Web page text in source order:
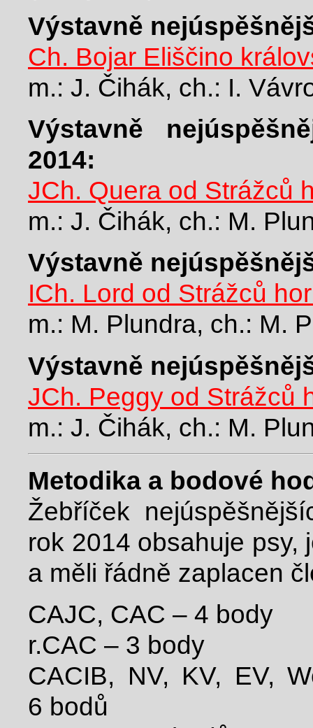
Výstavně
Ch. Bojar Eliščino
m.: J. Čihák, ch.: I.
Výstavně
2014:
JCh. Quera od Strážců
m.: J. Čihák, ch.: M.
Výstavně
ICh. Lord od Strážců
m.: M. Plundra, ch.: M.
Výstavně
JCh. Peggy od Strážců
m.: J. Čihák, ch.: M.
Metodika a bodové
Žebříček
rok 2014 obsahuje psy,
a měli řádně zaplacen
CAJC, CAC – 4 body
r.CAC – 3 body
CACIB, NV, KV, EV,
6 bodů